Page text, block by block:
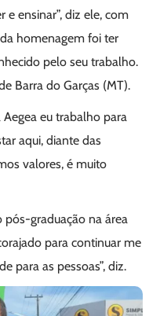
e ensinar”, diz ele, com
homenagem foi ter
pelo seu trabalho.
Barra do Garças (MT).
eu trabalho para
aqui, diante das
valores, é muito
pós-graduação na área
para continuar me
para as pessoas”, diz.